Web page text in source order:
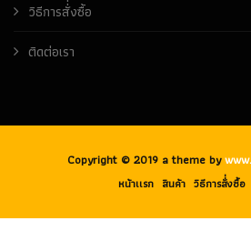
วิธีการสั่่งซื้อ
ติดต่อเรา
Copyright © 2019 a theme by
หน้าเเรก สินค้า วิธีการสั่่งซื้อ